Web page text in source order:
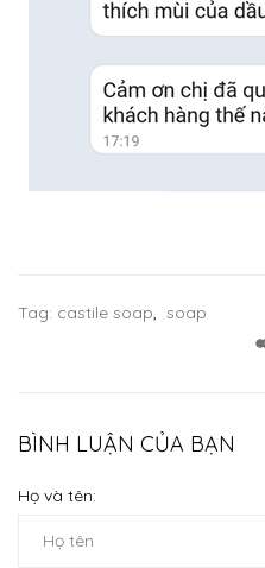
Tag: castile soap, soap
BÌNH LUẬN CỦA BẠN
Họ và tên: